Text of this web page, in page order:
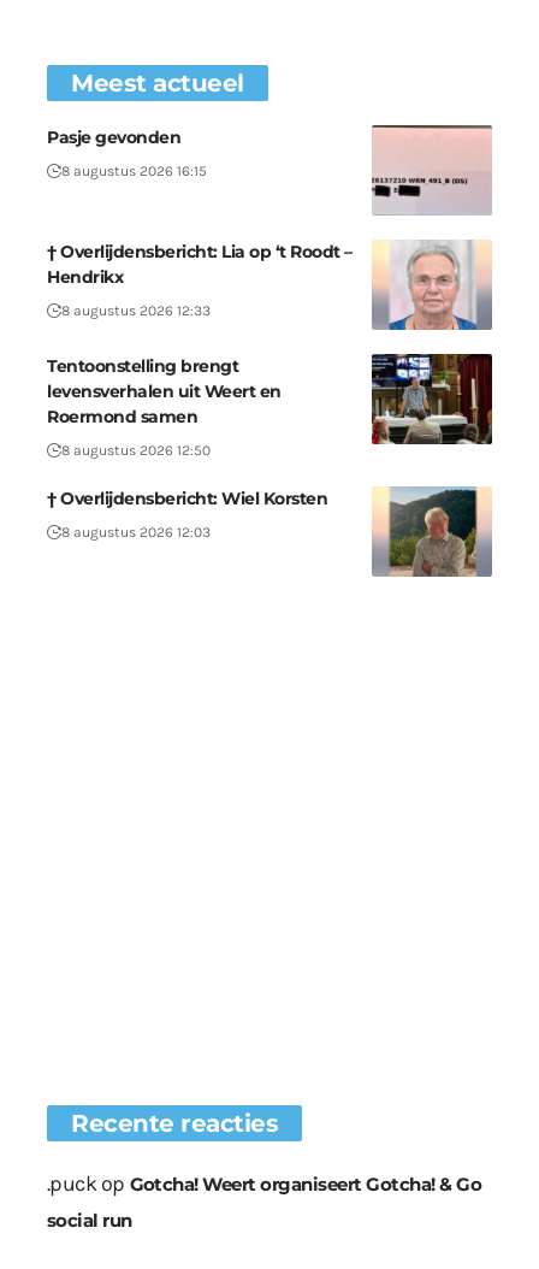
Meest actueel
Pasje gevonden
8 augustus 2026 16:15
† Overlijdensbericht: Lia op ‘t Roodt –
Hendrikx
8 augustus 2026 12:33
Tentoonstelling brengt
levensverhalen uit Weert en
Roermond samen
8 augustus 2026 12:50
† Overlijdensbericht: Wiel Korsten
8 augustus 2026 12:03
Recente reacties
.puckop Gotcha! Weert organiseert Gotcha! & Go
social run